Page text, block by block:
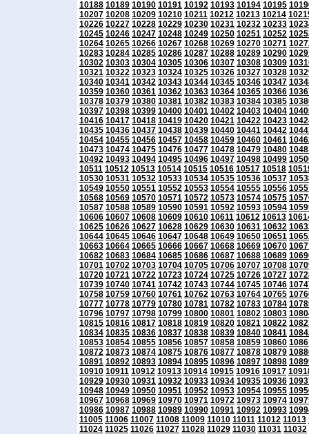
10188 10189 10190 10191 10192 10193 10194 10195
10207 10208 10209 10210 10211 10212 10213 10214
10226 10227 10228 10229 10230 10231 10232 10233
10245 10246 10247 10248 10249 10250 10251 10252
10264 10265 10266 10267 10268 10269 10270 10271
10283 10284 10285 10286 10287 10288 10289 10290
10302 10303 10304 10305 10306 10307 10308 10309
10321 10322 10323 10324 10325 10326 10327 10328
10340 10341 10342 10343 10344 10345 10346 10347
10359 10360 10361 10362 10363 10364 10365 10366
10378 10379 10380 10381 10382 10383 10384 10385
10397 10398 10399 10400 10401 10402 10403 10404
10416 10417 10418 10419 10420 10421 10422 10423
10435 10436 10437 10438 10439 10440 10441 10442
10454 10455 10456 10457 10458 10459 10460 10461
10473 10474 10475 10476 10477 10478 10479 10480
10492 10493 10494 10495 10496 10497 10498 10499
10511 10512 10513 10514 10515 10516 10517 10518
10530 10531 10532 10533 10534 10535 10536 10537
10549 10550 10551 10552 10553 10554 10555 10556
10568 10569 10570 10571 10572 10573 10574 10575
10587 10588 10589 10590 10591 10592 10593 10594
10606 10607 10608 10609 10610 10611 10612 10613
10625 10626 10627 10628 10629 10630 10631 10632
10644 10645 10646 10647 10648 10649 10650 10651
10663 10664 10665 10666 10667 10668 10669 10670
10682 10683 10684 10685 10686 10687 10688 10689
10701 10702 10703 10704 10705 10706 10707 10708
10720 10721 10722 10723 10724 10725 10726 10727
10739 10740 10741 10742 10743 10744 10745 10746
10758 10759 10760 10761 10762 10763 10764 10765
10777 10778 10779 10780 10781 10782 10783 10784
10796 10797 10798 10799 10800 10801 10802 10803
10815 10816 10817 10818 10819 10820 10821 10822
10834 10835 10836 10837 10838 10839 10840 10841
10853 10854 10855 10856 10857 10858 10859 10860
10872 10873 10874 10875 10876 10877 10878 10879
10891 10892 10893 10894 10895 10896 10897 10898
10910 10911 10912 10913 10914 10915 10916 10917
10929 10930 10931 10932 10933 10934 10935 10936
10948 10949 10950 10951 10952 10953 10954 10955
10967 10968 10969 10970 10971 10972 10973 10974
10986 10987 10988 10989 10990 10991 10992 10993
11005 11006 11007 11008 11009 11010 11011 11012 11013
11024 11025 11026 11027 11028 11029 11030 11031 11032